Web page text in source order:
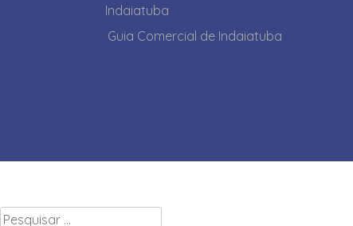
Indaiatuba
Guia Comercial de Indaiatuba
Pesquisar